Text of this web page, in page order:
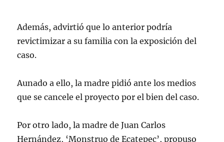
— Teresa Castell (@teresacastellmx)
September 27, 2023
Además, advirtió que lo anterior podría
revictimizar a su familia con la exposición del
caso.
Aunado a ello, la madre pidió ante los medios
que se cancele el proyecto por el bien del caso.
Por otro lado, la madre de Juan Carlos
Hernández, ‘Monstruo de Ecatepec’, propuso